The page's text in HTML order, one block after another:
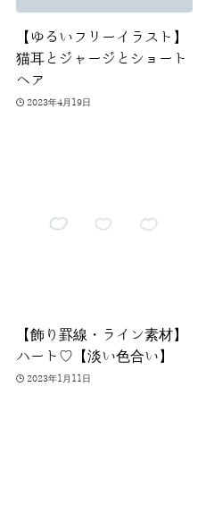
【ゆるいフリーイラスト】
猫耳とジャージとショート
ヘア
2023年4月19日
【飾り罫線・ライン素材】
ハート♡【淡い色合い】
2023年1月11日